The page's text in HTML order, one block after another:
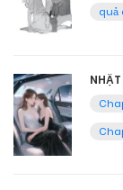
quả